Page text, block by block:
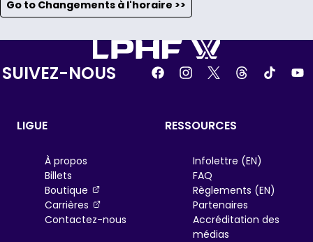
Go to Changements à l'horaire >>
SUIVEZ-NOUS
LIGUE
À propos
Billets
Boutique
, opens in a new tab
Carrières
, opens in a new tab
Contactez-nous
RESSOURCES
Infolettre (EN)
FAQ
Règlements (EN)
Partenaires
Accréditation des
médias